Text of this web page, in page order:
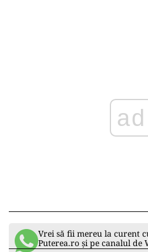
ad
Vrei să fii mereu la curent
Puterea.ro și pe canalul de